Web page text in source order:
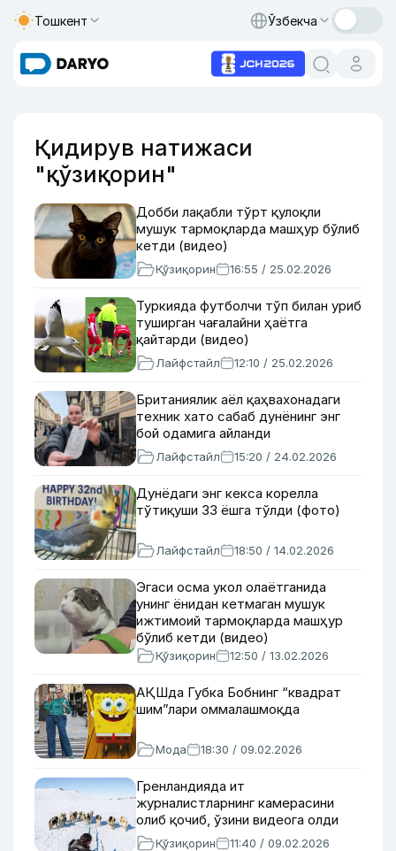
Тошкент Ўзбекча
Қидирув натижаси
"қўзиқорин"
Добби лақабли тўрт қулоқли
мушук тармоқларда машҳур бўлиб
кетди (видео)
Қўзиқорин 16:55 / 25.02.2026
Туркияда футболчи тўп билан уриб
туширган чағалайни ҳаётга
қайтарди (видео)
Лайфстайл 12:10 / 25.02.2026
Британиялик аёл қаҳвахонадаги
техник хато сабаб дунёнинг энг
бой одамига айланди
Лайфстайл 15:20 / 24.02.2026
Дунёдаги энг кекса корелла
тўтиқуши 33 ёшга тўлди (фото)
Лайфстайл 18:50 / 14.02.2026
Эгаси осма укол олаётганида
унинг ёнидан кетмаган мушук
ижтимоий тармоқларда машҳур
бўлиб кетди (видео)
Қўзиқорин 12:50 / 13.02.2026
АҚШда Губка Бобнинг “квадрат
шим”лари оммалашмоқда
Мода 18:30 / 09.02.2026
Гренландияда ит
журналистларнинг камерасини
олиб қочиб, ўзини видеога олди
Қўзиқорин 11:40 / 09.02.2026